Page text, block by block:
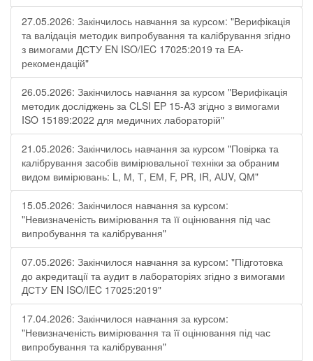
27.05.2026: Закінчилось навчання за курсом: "Верифікація
та валідація методик випробування та калібрування згідно
з вимогами ДСТУ EN ISO/IEC 17025:2019 та ЕА-
рекомендацій"
26.05.2026: Закінчилось навчання за курсом "Верифікація
методик досліджень за CLSI EP 15-A3 згідно з вимогами
ISO 15189:2022 для медичних лабораторій"
21.05.2026: Закінчилось навчання за курсом "Повірка та
калібрування засобів вимірювальної техніки за обраним
видом вимірювань: L, М, Т, ЕМ, F, РR, ІR, АUV, QМ"
15.05.2026: Закінчилося навчання за курсом:
"Невизначеність вимірювання та її оцінювання під час
випробування та калібрування"
07.05.2026: Закінчилося навчання за курсом: "Підготовка
до акредитації та аудит в лабораторіях згідно з вимогами
ДСТУ EN ISO/IEC 17025:2019"
17.04.2026: Закінчилося навчання за курсом:
"Невизначеність вимірювання та її оцінювання під час
випробування та калібрування"